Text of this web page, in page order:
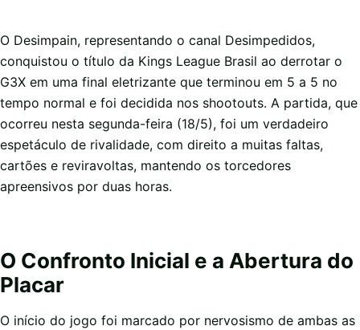
O Desimpain, representando o canal Desimpedidos,
conquistou o título da Kings League Brasil ao derrotar o
G3X em uma final eletrizante que terminou em 5 a 5 no
tempo normal e foi decidida nos shootouts. A partida, que
ocorreu nesta segunda-feira (18/5), foi um verdadeiro
espetáculo de rivalidade, com direito a muitas faltas,
cartões e reviravoltas, mantendo os torcedores
apreensivos por duas horas.
O Confronto Inicial e a Abertura do
Placar
O início do jogo foi marcado por nervosismo de ambas as